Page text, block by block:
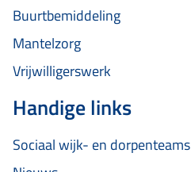
Buurtbemiddeling
Mantelzorg
Vrijwilligerswerk
Handige links
Sociaal wijk- en dorpenteams